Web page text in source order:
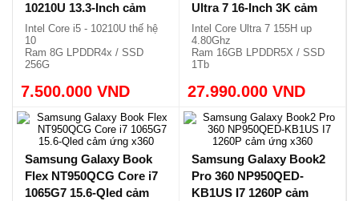
10210U 13.3-Inch cảm
ứng gập 360 độ
Intel Core i5 - 10210U thế hệ
10
Ram 8G LPDDR4x / SSD
256G
x360
Vỏ nhôm, siêu mỏng, nhẹ
1.19kg.
7.500.000 VND
Ultra 7 16-Inch 3K cảm
ứng x360
Intel Core Ultra 7 155H up
4.80Ghz
Ram 16GB LPDDR5X / SSD
1Tb
120Hz
Cảm ứng gập 360 độ, nhẹ
1.66kg.
27.990.000 VND
Samsung Galaxy Book
Flex NT950QCG Core i7
1065G7 15.6-Qled cảm
Samsung Galaxy Book2
Pro 360 NP950QED-
KB1US I7 1260P cảm